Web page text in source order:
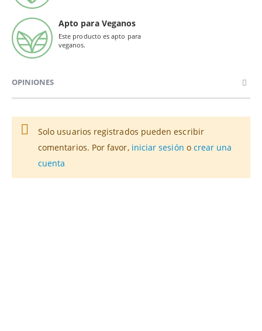
Apto para Veganos
Este producto es apto para
veganos.
OPINIONES
Solo usuarios registrados pueden escribir
comentarios. Por favor, iniciar sesión o crear una
cuenta